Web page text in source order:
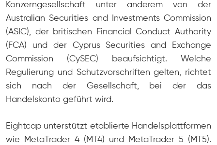
Konzerngesellschaft unter anderem von der
Australian Securities and Investments Commission
(ASIC), der britischen Financial Conduct Authority
(FCA) und der Cyprus Securities and Exchange
Commission (CySEC) beaufsichtigt. Welche
Regulierung und Schutzvorschriften gelten, richtet
sich nach der Gesellschaft, bei der das
Handelskonto geführt wird.
Eightcap unterstützt etablierte Handelsplattformen
wie MetaTrader 4 (MT4) und MetaTrader 5 (MT5).